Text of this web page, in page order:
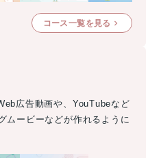
コース一覧を見る
広告動画や、YouTubeなど
ムービーなどが作れるように